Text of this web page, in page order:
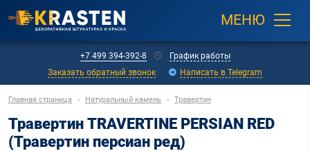
+7 499 394-392-8
График работы
Заказать обратный звонок
Написать в Telegram
МЕНЮ
Главная страница › Натуральный камень › Травертин
Травертин TRAVERTINE PERSIAN RED
(Травертин персиан ред)